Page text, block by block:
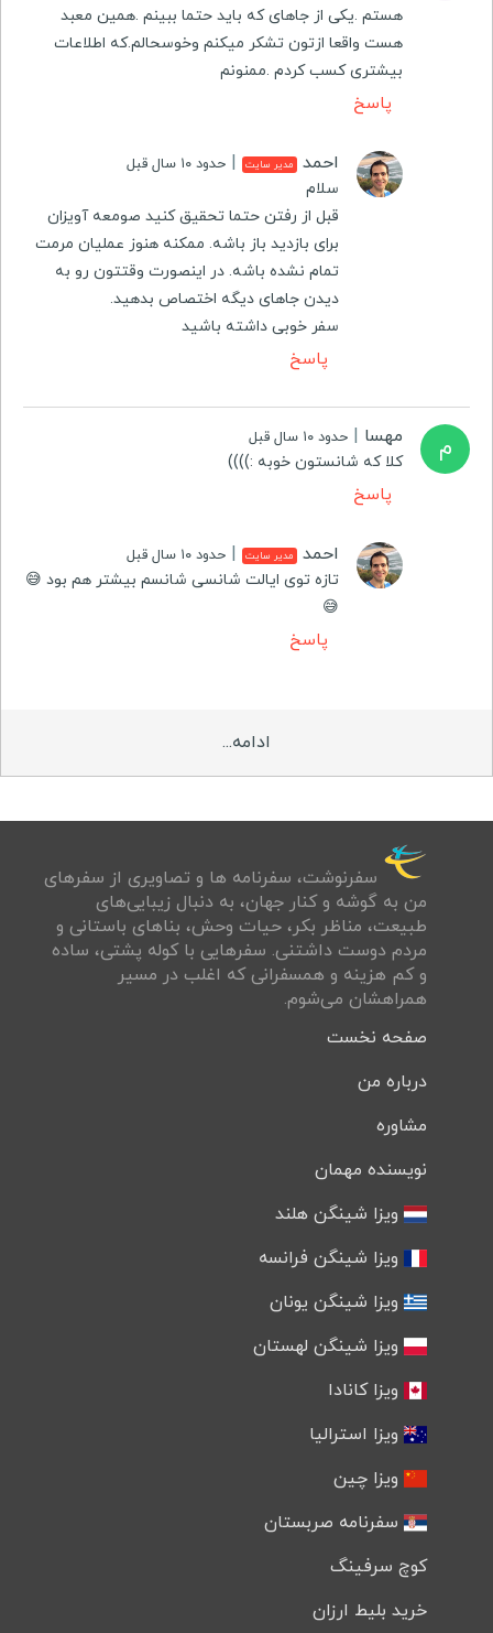
هستم .یکی از جاهای که باید حتما ببینم .همین معبد
هست واقعا ازتون تشکر میکنم وخوسحالم.که اطلاعات
بیشتری کسب کردم .ممنونم
پاسخ
احمد مدیر سایت حدود ۱۰ سال قبل
سلام
قبل از رفتن حتما تحقیق کنید صومعه آویزان
برای بازدید باز باشه. ممکنه هنوز عملیان مرمت
تمام نشده باشه. در اینصورت وقتتون رو به
دیدن جاهای دیگه اختصاص بدهید.
سفر خوبی داشته باشید
پاسخ
م مهسا حدود ۱۰ سال قبل
کلا که شانستون خوبه :))))
پاسخ
احمد مدیر سایت حدود ۱۰ سال قبل
تازه توی ایالت شانسی شانسم بیشتر هم بود 😅
😅
پاسخ
ادامه...
سفرنوشت‌، سفرنامه ها و تصاويری از سفرهای
من به گوشه و كنار جهان، به دنبال زيبايی‌های
طبيعت، مناظر بكر، حيات وحش، بناهای باستانی و
مردم دوست داشتنی. سفرهايی با کوله پشتی، ساده
و كم هزينه و همسفرانی كه اغلب در مسير
همراهشان می‌شوم.
صفحه نخست
درباره من
مشاوره
نویسنده مهمان
ویزا شینگن هلند
ویزا شینگن فرانسه
ویزا شینگن یونان
ویزا شینگن لهستان
ویزا کانادا
ویزا استرالیا
ویزا چین
سفرنامه صربستان
کوچ سرفینگ
خرید بلیط ارزان